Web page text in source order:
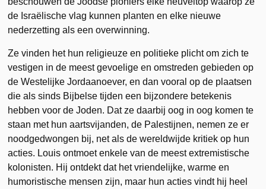
de Israëlische vlag kunnen planten en elke nieuwe
nederzetting als een overwinning.
Ze vinden het hun religieuze en politieke plicht om zich te
vestigen in de meest gevoelige en omstreden gebieden op
de Westelijke Jordaanoever, en dan vooral op de plaatsen
die als sinds Bijbelse tijden een bijzondere betekenis
hebben voor de Joden. Dat ze daarbij oog in oog komen te
staan met hun aartsvijanden, de Palestijnen, nemen ze er
noodgedwongen bij, net als de wereldwijde kritiek op hun
acties. Louis ontmoet enkele van de meest extremistische
kolonisten. Hij ontdekt dat het vriendelijke, warme en
humoristische mensen zijn, maar hun acties vindt hij heel